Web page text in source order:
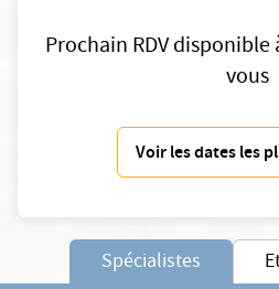
Prochain RDV
vous
Voir les dates les
Spécialistes